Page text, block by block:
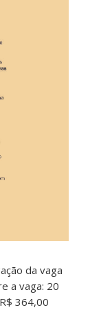
da vaga
a vaga: 20
364,00